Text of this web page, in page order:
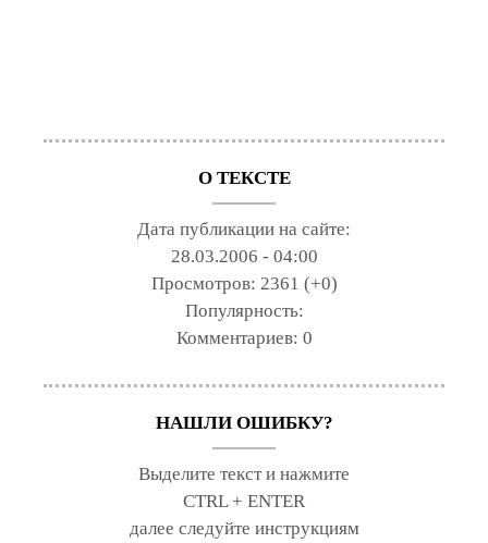
О ТЕКСТЕ
Дата публикации на сайте:
28.03.2006 - 04:00
Просмотров: 2361 (+0)
Популярность:
Комментариев: 0
НАШЛИ ОШИБКУ?
Выделите текст и нажмите
CTRL + ENTER
далее следуйте инструкциям